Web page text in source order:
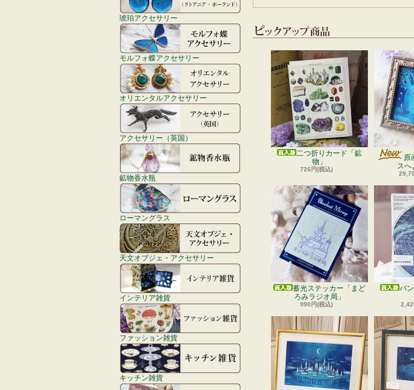
琥珀アクセサリー
モルフォ蝶アクセサリー
オリエンタルアクセサリー
アクセサリー（英国）
鉱物香水瓶
ローマングラス
天文オブジェ・アクセサリー
インテリア雑貨
ファッション雑貨
キッチン雑貨
二つ折りカード「鉱
物」
726円(税込)
原
スへ
蓄光ステッカー「まど
ろみラジオ局」
990円(税込)
バ